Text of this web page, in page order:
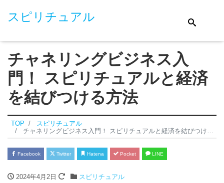
スピリチュアル
チャネリングビジネス入
門！ スピリチュアルと経済
を結びつける方法
TOP
スピリチュアル
チャネリングビジネス入門！ スピリチュアルと経済を結びつける方法
Facebook Twitter Hatena Pocket LINE
2024年4月2日 スピリチュアル